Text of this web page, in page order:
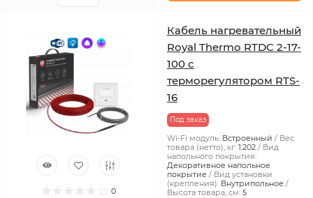
0
Кабель нагревательный
Royal Thermo RTDC 2-17-
100 с
терморегулятором RTS-
16
Под заказ
Wi-Fi модуль: Встроенный
Вес
товара (нетто), кг: 1.202
Вид
напольного покрытия:
Декоративное напольное
покрытие
Вид установки
(крепления): Внутрипольное
Высота товара, см: 5